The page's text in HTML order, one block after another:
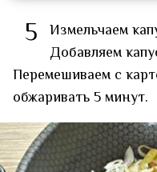
5 Измельчаем
Добавляем
Перемешиваем с
обжаривать 5 минут.